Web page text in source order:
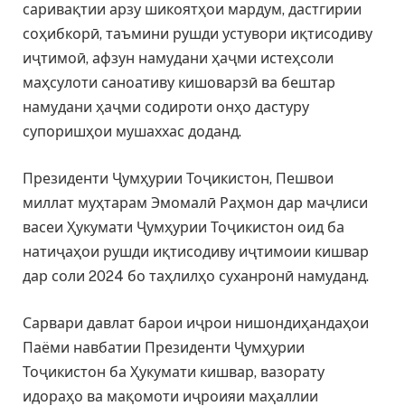
саривақтии арзу шикоятҳои мардум, дастгирии
соҳибкорӣ, таъмини рушди устувори иқтисодиву
иҷтимоӣ, афзун намудани ҳаҷми истеҳсоли
маҳсулоти саноативу кишоварзӣ ва бештар
намудани ҳаҷми содироти онҳо дастуру
супоришҳои мушаххас доданд.
Президенти Ҷумҳурии Тоҷикистон, Пешвои
миллат муҳтарам Эмомалӣ Раҳмон дар маҷлиси
васеи Ҳукумати Ҷумҳурии Тоҷикистон оид ба
натиҷаҳои рушди иқтисодиву иҷтимоии кишвар
дар соли 2024 бо таҳлилҳо суханронӣ намуданд.
Сарвари давлат барои иҷрои нишондиҳандаҳои
Паёми навбатии Президенти Ҷумҳурии
Тоҷикистон ба Ҳукумати кишвар, вазорату
идораҳо ва мақомоти иҷроияи маҳаллии